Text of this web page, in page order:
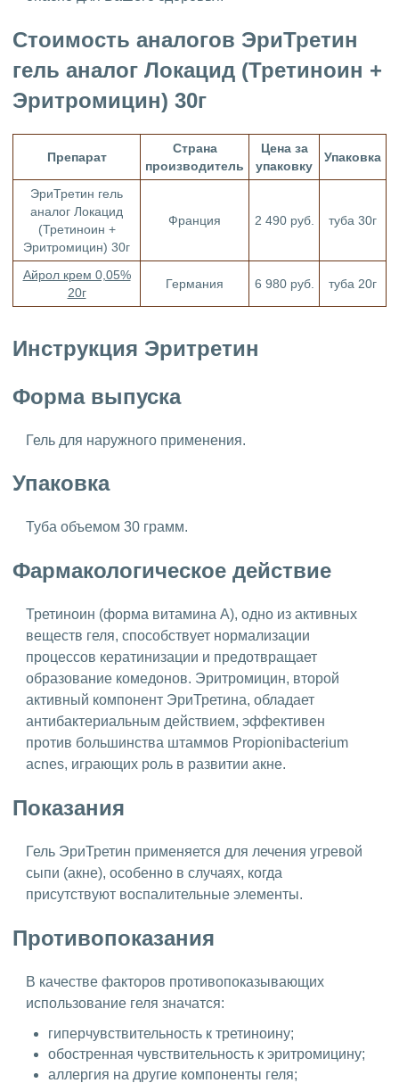
Стоимость аналогов ЭриТретин
гель аналог Локацид (Третиноин +
Эритромицин) 30г
Препарат
Страна
производитель
Цена за
упаковку
Упаковка
ЭриТретин гель
аналог Локацид
(Третиноин +
Эритромицин) 30г
Франция 2 490 руб. туба 30г
Айрол крем 0,05%
20г
Германия 6 980 руб. туба 20г
Инструкция Эритретин
Форма выпуска
Гель для наружного применения.
Упаковка
Туба объемом 30 грамм.
Фармакологическое действие
Третиноин (форма витамина А), одно из активных
веществ геля, способствует нормализации
процессов кератинизации и предотвращает
образование комедонов. Эритромицин, второй
активный компонент ЭриТретина, обладает
антибактериальным действием, эффективен
против большинства штаммов Propionibacterium
acnes, играющих роль в развитии акне.
Показания
Гель ЭриТретин применяется для лечения угревой
сыпи (акне), особенно в случаях, когда
присутствуют воспалительные элементы.
Противопоказания
В качестве факторов противопоказывающих
использование геля значатся:
гиперчувствительность к третиноину;
обостренная чувствительность к эритромицину;
аллергия на другие компоненты геля;